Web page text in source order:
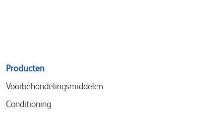
Sitemap
menu
Producten
Voorbehandelingsmiddelen
Conditioning